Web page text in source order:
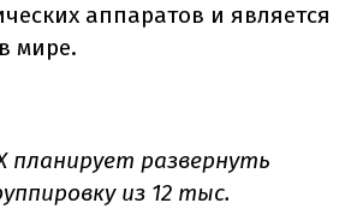
аппаратов и является
мире.
планирует развернуть
из 12 тыс.